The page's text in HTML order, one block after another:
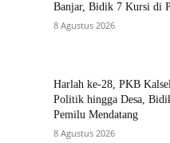
Banjar, Bidik 7 Kursi di
8 Agustus 2026
Harlah ke-28, PKB
Politik hingga Desa,
Pemilu Mendatang
8 Agustus 2026